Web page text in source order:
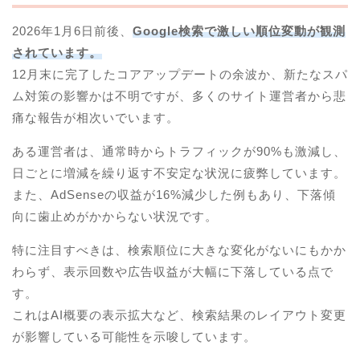
2026年1月6日前後、 Google検索で激しい順位変動が観測
されています。
12月末に完了したコアアップデートの余波か、新たなスパ
ム対策の影響かは不明ですが、多くのサイト運営者から悲
痛な報告が相次いでいます。
ある運営者は、通常時からトラフィックが90%も激減し、
日ごとに増減を繰り返す不安定な状況に疲弊しています。
また、AdSenseの収益が16%減少した例もあり、下落傾
向に歯止めがかからない状況です。
特に注目すべきは、検索順位に大きな変化がないにもかか
わらず、表示回数や広告収益が大幅に下落している点で
す。
これはAI概要の表示拡大など、検索結果のレイアウト変更
が影響している可能性を示唆しています。